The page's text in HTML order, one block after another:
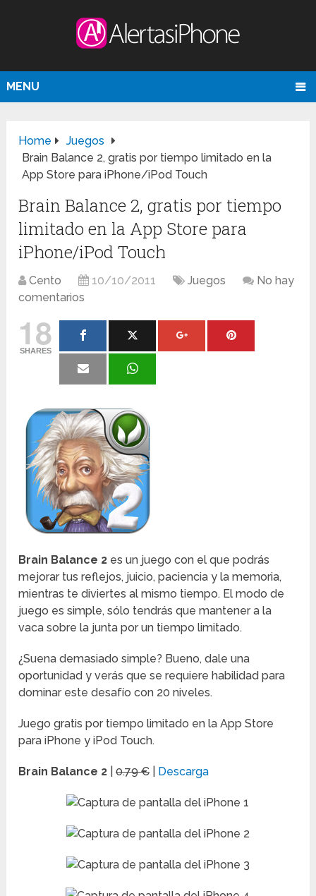
MENU
Home
Juegos
Brain Balance 2, gratis por tiempo limitado en la
App Store para iPhone/iPod Touch
Brain Balance 2, gratis por tiempo
limitado en la App Store para
iPhone/iPod Touch
Cento 10/10/2011 Juegos
No hay
comentarios
18
SHARES
Brain Balance 2 es un juego con el que podrás
mejorar tus reflejos, juicio, paciencia y la memoria,
mientras te diviertes al mismo tiempo. El modo de
juego es simple, sólo tendrás que mantener a la
vaca sobre la junta por un tiempo limitado.
¿Suena demasiado simple? Bueno, dale una
oportunidad y verás que se requiere habilidad para
dominar este desafío con 20 niveles.
Juego gratis por tiempo limitado en la App Store
para iPhone y iPod Touch.
Brain Balance 2 |0.79 € Descarga